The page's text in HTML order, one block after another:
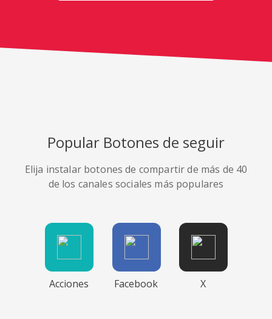
Popular Botones de seguir
Elija instalar botones de compartir de más de 40
de los canales sociales más populares
Acciones Facebook X